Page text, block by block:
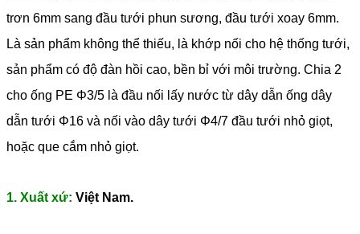
trơn 6mm sang đầu tưới phun sương, đầu tưới xoay 6mm.
Là sản phẩm không thể thiếu, là khớp nối cho hệ thống tưới,
sản phẩm có độ đàn hồi cao, bền bỉ với môi trường. Chia 2
cho ống PE Φ3/5 là đầu nối lấy nước từ dây dẫn ống dây
dẫn tưới Φ16 và nối vào dây tưới Φ4/7 đầu tưới nhỏ giọt,
hoặc que cắm nhỏ giọt.
1. Xuất xứ: Việt Nam.